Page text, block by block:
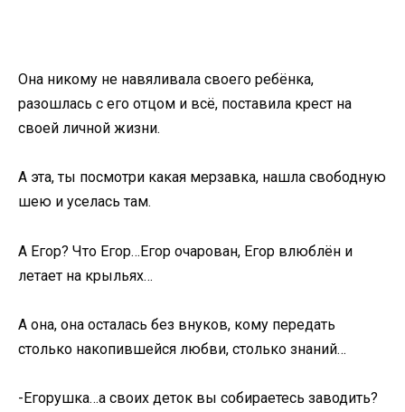
Она никому не навяливала своего ребёнка,
разошлась с его отцом и всё, поставила крест на
своей личной жизни.
А эта, ты посмотри какая мерзавка, нашла свободную
шею и уселась там.
А Егор? Что Егор…Егор очарован, Егор влюблён и
летает на крыльях…
А она, она осталась без внуков, кому передать
столько накопившейся любви, столько знаний…
-Егорушка…а своих деток вы собираетесь заводить?